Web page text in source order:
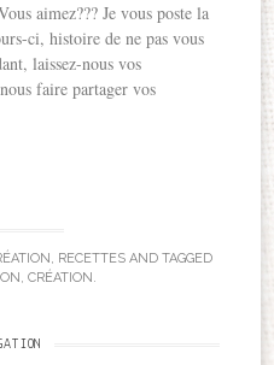
aimez??? Je vous poste la
ci, histoire de ne pas vous
laissez-nous vos
faire partager vos
, RECETTES AND TAGGED
, CRÉATION.